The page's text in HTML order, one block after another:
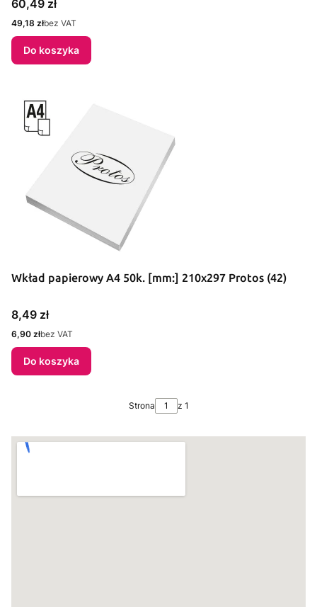
Cena
60,49 zł
Cena
49,18 złbez VAT
Do koszyka
Wkład papierowy A4 50k. [mm:] 210x297 Protos (42)
Cena
8,49 zł
Cena
6,90 złbez VAT
Do koszyka
Strona z 1